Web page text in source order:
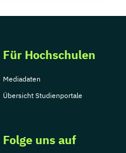
Für Hochschulen
Mediadaten
Übersicht Studienportale
Folge uns auf